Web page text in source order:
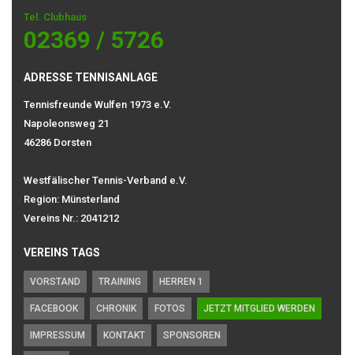
Tel. Clubhaus
02369 / 5726
ADRESSE TENNISANLAGE
Tennisfreunde Wulfen 1973 e.V.
Napoleonsweg 21
46286 Dorsten
Westfälischer Tennis-Verband e.V.
Region: Münsterland
Vereins Nr.: 2041212
VEREINS TAGS
VORSTAND TRAINING HERREN 1
FACEBOOK CHRONIK FOTOS JETZT MITGLIED WERDEN
IMPRESSUM KONTAKT SPONSOREN